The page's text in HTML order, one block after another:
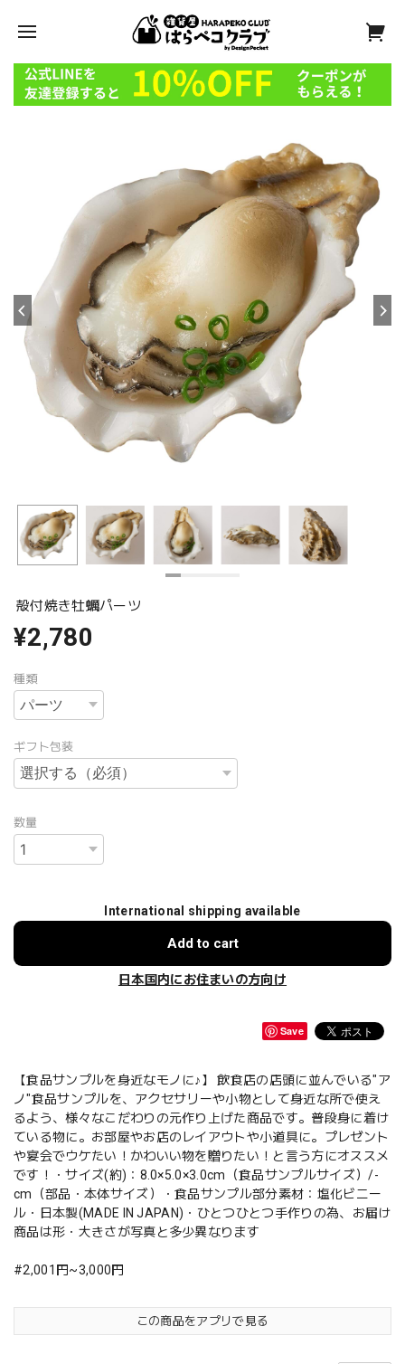
殻付焼き牡蠣パーツ
¥2,780
種類
ギフト包装
数量
International shipping available
Add to cart
日本国内にお住まいの方向け
Save
【食品サンプルを身近なモノに♪】 飲食店の店頭に並んでいる"ア
ノ"食品サンプルを、アクセサリーや小物として身近な所で使え
るよう、様々なこだわりの元作り上げた商品です。普段身に着け
ている物に。お部屋やお店のレイアウトや小道具に。プレゼント
や宴会でウケたい！かわいい物を贈りたい！と言う方にオススメ
です！・サイズ(約)：8.0×5.0×3.0cm（食品サンプルサイズ）/-
cm（部品・本体サイズ）・食品サンプル部分素材：塩化ビニー
ル・日本製(MADE IN JAPAN)・ひとつひとつ手作りの為、お届け
商品は形・大きさが写真と多少異なります
#2,001円~3,000円
この商品をアプリで見る